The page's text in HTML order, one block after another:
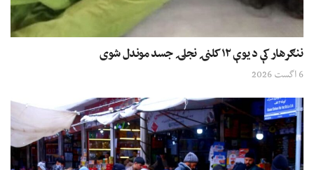
ننګرهار کې د یوې ۱۲ کلنۍ نجلۍ جسد موندل شوی
6 اگست 2026